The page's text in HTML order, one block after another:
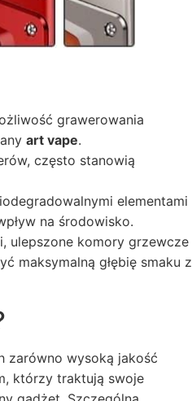
grawerowania
art vape.
często stanowią
elementami
na środowisko.
ulepszone komory grzewcze
maksymalną głębię smaku z
zarówno wysoką jakość
którzy traktują swoje